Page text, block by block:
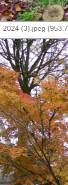
2024 (3).jpeg